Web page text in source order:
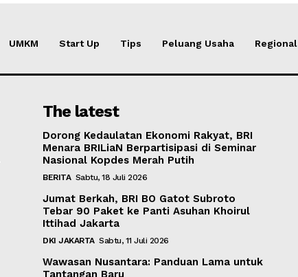
UMKM Start Up Tips Peluang Usaha Regional
The latest
Dorong Kedaulatan Ekonomi Rakyat, BRI
Menara BRILiaN Berpartisipasi di Seminar
Nasional Kopdes Merah Putih
BERITA Sabtu, 18 Juli 2026
Jumat Berkah, BRI BO Gatot Subroto
Tebar 90 Paket ke Panti Asuhan Khoirul
Ittihad Jakarta
DKI JAKARTA Sabtu, 11 Juli 2026
Wawasan Nusantara: Panduan Lama untuk
Tantangan Baru